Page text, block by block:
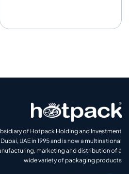
of Hotpack Holding and Investment
UAE in 1995 and is now a multinational
marketing and distribution of a
wide variety of packaging products